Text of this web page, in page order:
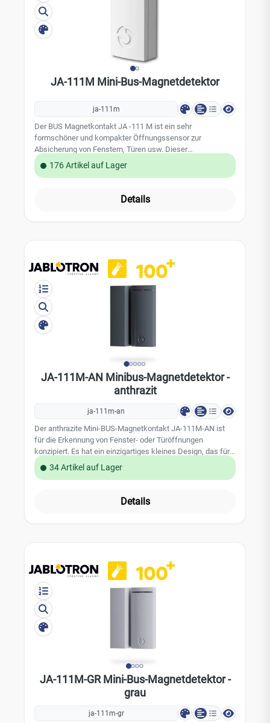
JA-111M Mini-Bus-Magnetdetektor
ja-111m
Der BUS Magnetkontakt JA -111 M ist ein sehr
formschöner und kompakter Öffnungssensor zur
Absicherung von Fenstern, Türen usw. Dieser
Aufbaumagnetkontakt zeichnet sich besonders durch die
kleine und unauffällige Bauform aus. Farbe: Weiß
und unauffällige Bauform Farbe: Weiß Technische Daten:
Betriebstemperatur: -10 bis 40 °C Sicherheitsstufe: Grad 2,
EN 50131-1 EAN 8594052539165
176 Artikel auf Lager
Details
JA-111M-AN Minibus-Magnetdetektor -
anthrazit
ja-111m-an
Der anthrazite Mini-BUS-Magnetkontakt JA-111M-AN ist
für die Erkennung von Fenster- oder Türöffnungen
konzipiert. Es hat ein einzigartiges kleines Design, das für
private oder gewerbliche Installationen perfekt geeignet ist.
Der Magnetkontakt kommuniziert über den digitalen Bus
Leistungsmerkmale: Sabotagekontakt im Gehäuse kleine
Sicherheitsstufe: Grad 2 entsprechend: EN 50131-1, EN
50131-2-6 Umgebungsbedingungen nach EN 50131-1: II.
Indoor-General Betriebstemperatur: -10°C bis +40°C
entspricht auch:EN 50130-4, EN 55022 EAN
8595614127820
34 Artikel auf Lager
Details
JA-111M-GR Mini-Bus-Magnetdetektor -
grau
ja-111m-gr